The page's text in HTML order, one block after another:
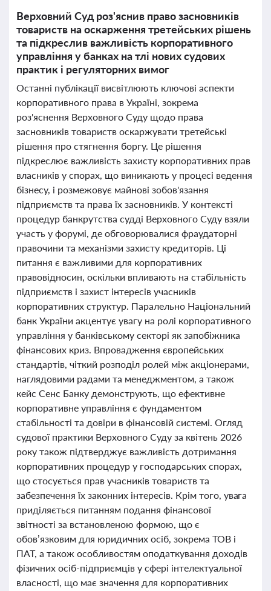
Верховний Суд роз'яснив право засновників
товариств на оскарження третейських рішень
та підкреслив важливість корпоративного
управління у банках на тлі нових судових
практик і регуляторних вимог
Останні публікації висвітлюють ключові аспекти
корпоративного права в Україні, зокрема
роз'яснення Верховного Суду щодо права
засновників товариств оскаржувати третейські
рішення про стягнення боргу. Це рішення
підкреслює важливість захисту корпоративних прав
власників у спорах, що виникають у процесі ведення
бізнесу, і розмежовує майнові зобов'язання
підприємств та права їх засновників. У контексті
процедур банкрутства судді Верховного Суду взяли
участь у форумі, де обговорювалися фраудаторні
правочини та механізми захисту кредиторів. Ці
питання є важливими для корпоративних
правовідносин, оскільки впливають на стабільність
підприємств і захист інтересів учасників
корпоративних структур. Паралельно Національний
банк України акцентує увагу на ролі корпоративного
управління у банківському секторі як запобіжника
фінансових криз. Впровадження європейських
стандартів, чіткий розподіл ролей між акціонерами,
наглядовими радами та менеджментом, а також
кейс Сенс Банку демонструють, що ефективне
корпоративне управління є фундаментом
стабільності та довіри в фінансовій системі. Огляд
судової практики Верховного Суду за квітень 2026
року також підтверджує важливість дотримання
корпоративних процедур у господарських спорах,
що стосується прав учасників товариств та
забезпечення їх законних інтересів. Крім того, увага
приділяється питанням подання фінансової
звітності за встановленою формою, що є
обов’язковим для юридичних осіб, зокрема ТОВ і
ПАТ, а також особливостям оподаткування доходів
фізичних осіб-підприємців у сфері інтелектуальної
власності, що має значення для корпоративних